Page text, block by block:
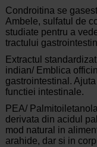
Condroitina se
Ambele, sulfatul de
studiate pentru a
tractului
Extractul
indian/ Emblica
gastrointestinal.
functiei intestinale.
PEA/
derivata din acidul
mod natural in
arahide, dar si in